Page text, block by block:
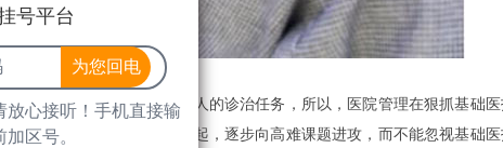
常规，完成日常收治病人的诊治任务，所以，医院管理在狠抓基础
理，从简单的技术创新做起，逐步向高难课题进攻，而不能忽视基础
号平台
放心接听！手机直接输
区号。